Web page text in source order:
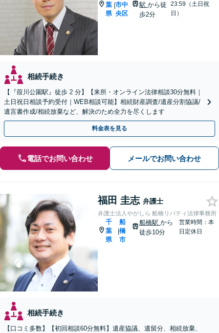
葉
県
|市中
央区
駅から徒
歩2分
23:59（土日祝
日）
相続手続き
【『葭川公園駅』徒歩 2 分】【来所・オンライン法律相談30分無料｜
土日祝日相談予約受付｜WEB相談可能】相続財産調査/遺産分割協議/
遺言書作成/相続放棄など、解決のため全力を尽くします
料金表を見る
電話でお問い合わせ メールでお問い合わせ
福田 圭志 弁護士
弁護士法人やがしら 船橋リバティ法律事務所
千
葉
県
|
船
橋
市
船橋駅 から
徒歩10分
営業時間：本
日定休日
相続手続き
【口コミ多数】【初回相談60分無料】遺産協議、遺留分、相続放棄、